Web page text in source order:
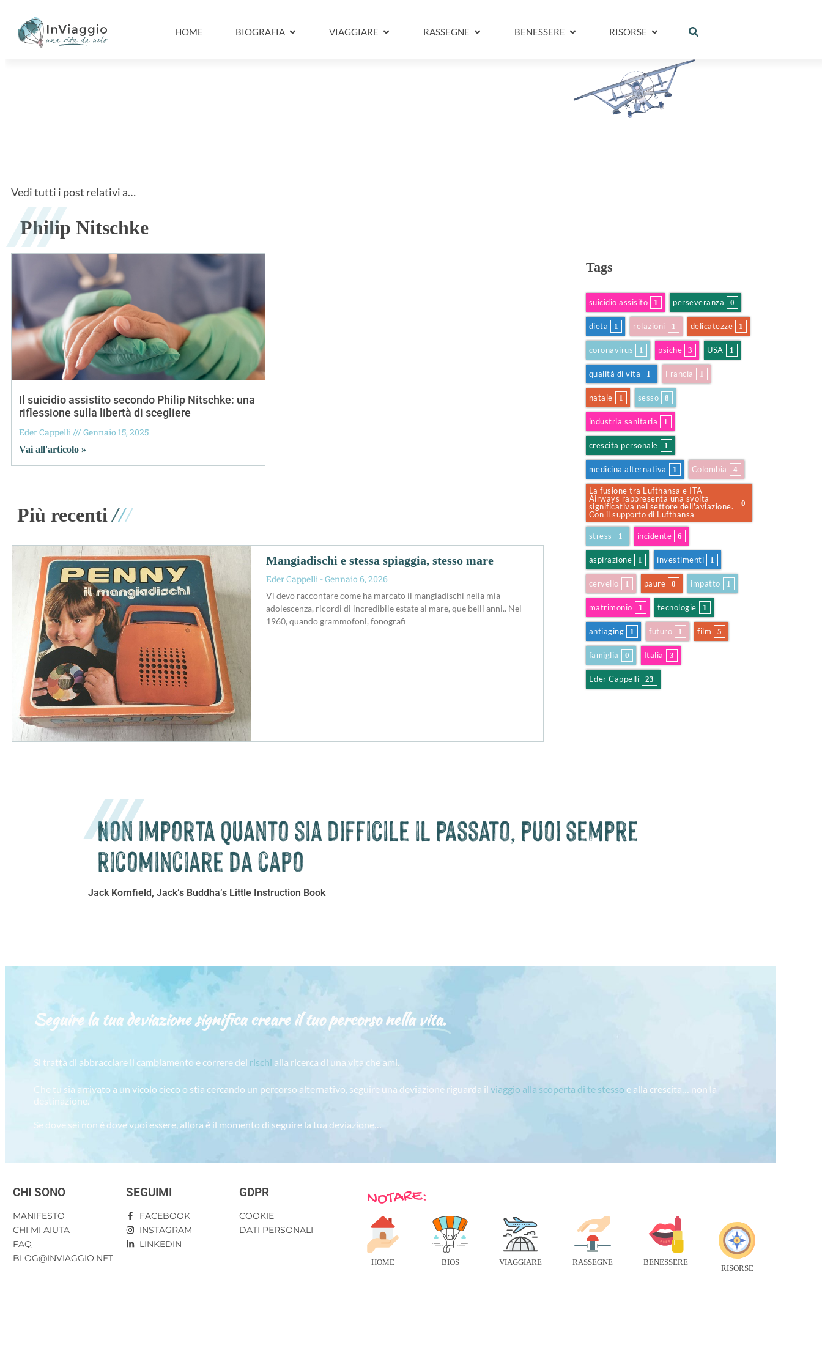
HOME BIOGRAFIA VIAGGIARE RASSEGNE BENESSERE RISORSE
Vedi tutti i post relativi a…
Philip Nitschke
Il suicidio assistito secondo Philip Nitschke: una
riflessione sulla libertà di scegliere
Eder Cappelli Gennaio 15, 2025
Vai all'articolo »
Più recenti///
Mangiadischi e stessa spiaggia, stesso mare
Eder Cappelli Gennaio 6, 2026
Vi devo raccontare come ha marcato il mangiadischi nella mia
adolescenza, ricordi di incredibile estate al mare, que belli anni.. Nel
1960, quando grammofoni, fonografi
Tags
suicidio assisito 1 perseveranza 0
dieta 1 relazioni 1 delicatezze 1
coronavirus 1 psiche 3 USA 1
qualità di vita 1 Francia 1
natale 1 sesso 8
industria sanitaria 1
crescita personale 1
medicina alternativa 1 Colombia 4
La fusione tra Lufthansa e ITA
Airways rappresenta una svolta
significativa nel settore dell'aviazione.
Con il supporto di Lufthansa
0
stress 1 incidente 6
aspirazione 1 investimenti 1
cervello 1 paure 0 impatto 1
matrimonio 1 tecnologie 1
antiaging 1 futuro 1 film 5
famiglia 0 Italia 3
Eder Cappelli 23
Non importa quanto sia difficile il passato, puoi sempre
ricominciare da capo
Jack Kornfield, Jack’s Buddha’s Little Instruction Book
Seguire la tua deviazione significa creare il tuo percorso nella vita.
Si tratta di abbracciare il cambiamento e correre dei rischi alla ricerca di una vita che ami.
Che tu sia arrivato a un vicolo cieco o stia cercando un percorso alternativo, seguire una deviazione riguarda ilviaggio alla scoperta di te stesso e alla crescita… non la
destinazione.
Se dove sei non è dove vuoi essere, allora è il momento di seguire la tua deviazione…
CHI SONO
MANIFESTO
CHI MI AIUTA
FAQ
BLOG@INVIAGGIO.NET
SEGUIMI
FACEBOOK
INSTAGRAM
LINKEDIN
GDPR
COOKIE
DATI PERSONALI
HOME BIOS VIAGGIARE RASSEGNE BENESSERE
RISORSE